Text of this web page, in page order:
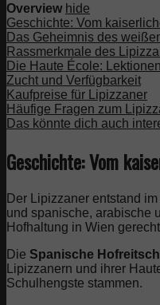
Overview hide
Geschichte: Vom
Das Geheimnis des
Rassmerkmale des
Die Haute École:
Zucht und Verfügbarkeit
Kaufpreise für Lipizzaner
Häufige Fragen zum
Das könnte dich auch
Geschichte: Vom
Der Lipizzaner entstand
und spanische, arabische
Hofhaltung in Wien
Die Spanische
Lipizzanern und ihrer
Schulhengste stammen.